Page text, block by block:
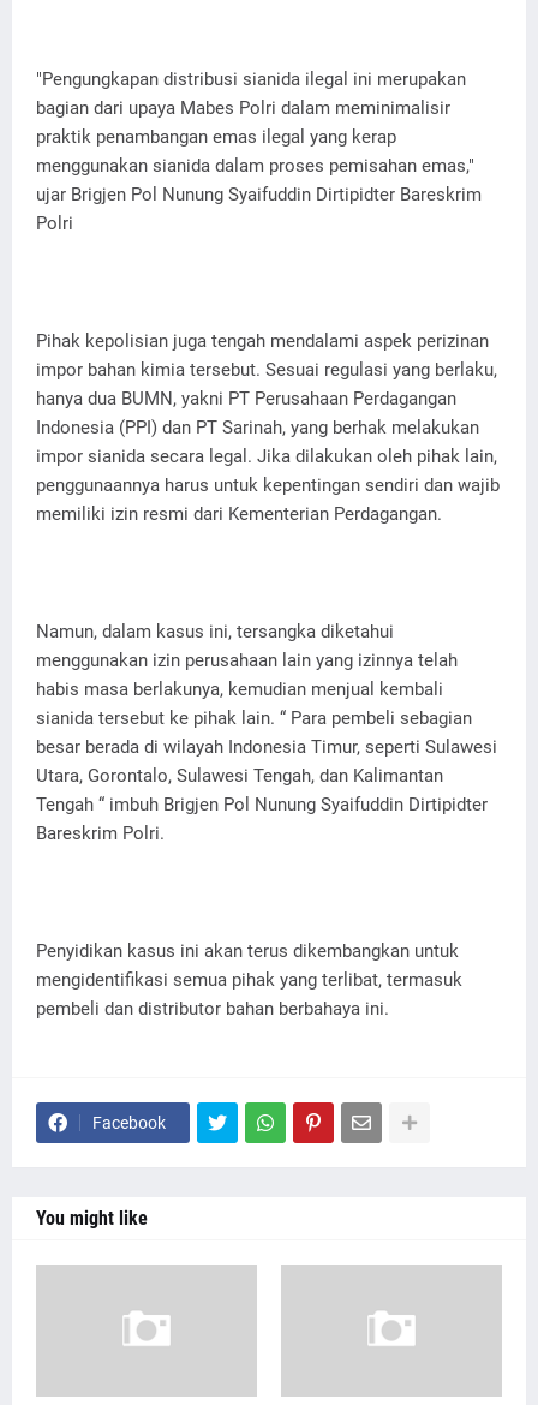
"Pengungkapan distribusi sianida ilegal ini merupakan
bagian dari upaya Mabes Polri dalam meminimalisir
praktik penambangan emas ilegal yang kerap
menggunakan sianida dalam proses pemisahan emas,"
ujar Brigjen Pol Nunung Syaifuddin Dirtipidter Bareskrim
Polri
Pihak kepolisian juga tengah mendalami aspek perizinan
impor bahan kimia tersebut. Sesuai regulasi yang berlaku,
hanya dua BUMN, yakni PT Perusahaan Perdagangan
Indonesia (PPI) dan PT Sarinah, yang berhak melakukan
impor sianida secara legal. Jika dilakukan oleh pihak lain,
penggunaannya harus untuk kepentingan sendiri dan wajib
memiliki izin resmi dari Kementerian Perdagangan.
Namun, dalam kasus ini, tersangka diketahui
menggunakan izin perusahaan lain yang izinnya telah
habis masa berlakunya, kemudian menjual kembali
sianida tersebut ke pihak lain. “ Para pembeli sebagian
besar berada di wilayah Indonesia Timur, seperti Sulawesi
Utara, Gorontalo, Sulawesi Tengah, dan Kalimantan
Tengah “ imbuh Brigjen Pol Nunung Syaifuddin Dirtipidter
Bareskrim Polri.
Penyidikan kasus ini akan terus dikembangkan untuk
mengidentifikasi semua pihak yang terlibat, termasuk
pembeli dan distributor bahan berbahaya ini.
Facebook
You might like